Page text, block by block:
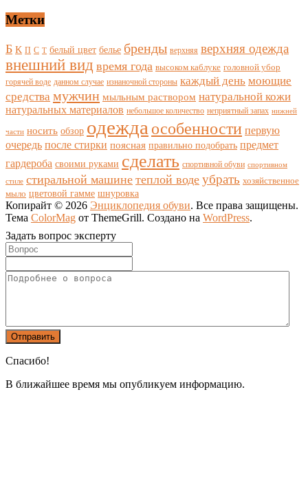
Метки
Б К П С Т белый цвет белье бренды верхняя верхняя одежда
внешний вид время года высоком каблуке головной убор
горячей воде данном случае изнаночной стороны каждый день моющие
средства мужчин мыльным раствором натуральной кожи
натуральных материалов небольшое количество неприятный запах нижней
части носить обзор одежда особенности первую
очередь после стирки поясная правильно подобрать предмет
гардероба своими руками сделать спортивной обуви спортивном
стиле стиральной машине теплой воде убрать хозяйственное
мыло цветовой гамме шнуровка
Копирайт © 2026 Энциклопедия обуви. Все права защищены.
Тема ColorMag от ThemeGrill. Создано на WordPress.
Задать вопрос эксперту
Спасибо!
В ближайшее время мы опубликуем информацию.